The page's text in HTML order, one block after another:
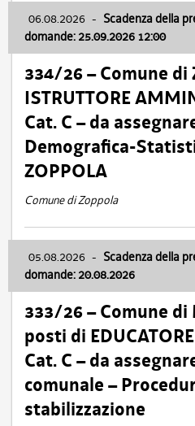
06.08.2026 - Scadenza della
domande: 25.09.2026 12:00
334/26 – Comune di
ISTRUTTORE
Cat. C – da
Demografica-
ZOPPOLA
Comune di Zoppola
05.08.2026 - Scadenza della
domande: 20.08.2026
333/26 – Comune di
posti di
Cat. C – da
comunale –
stabilizzazione